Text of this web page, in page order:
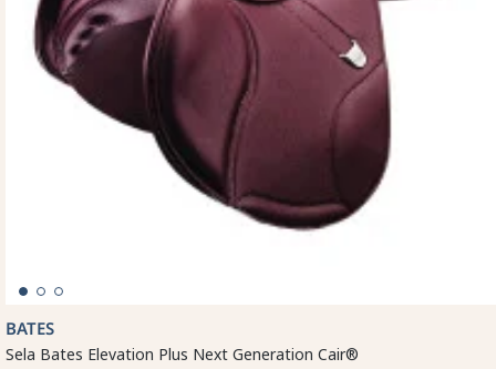
BATES
Sela Bates Elevation Plus Next Generation Cair®